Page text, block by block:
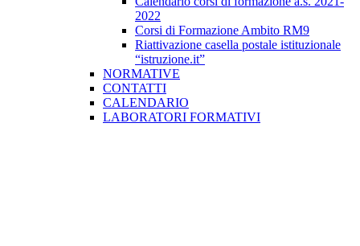
2022
Corsi di Formazione Ambito RM9
Riattivazione casella postale istituzionale
“istruzione.it”
NORMATIVE
CONTATTI
CALENDARIO
LABORATORI FORMATIVI